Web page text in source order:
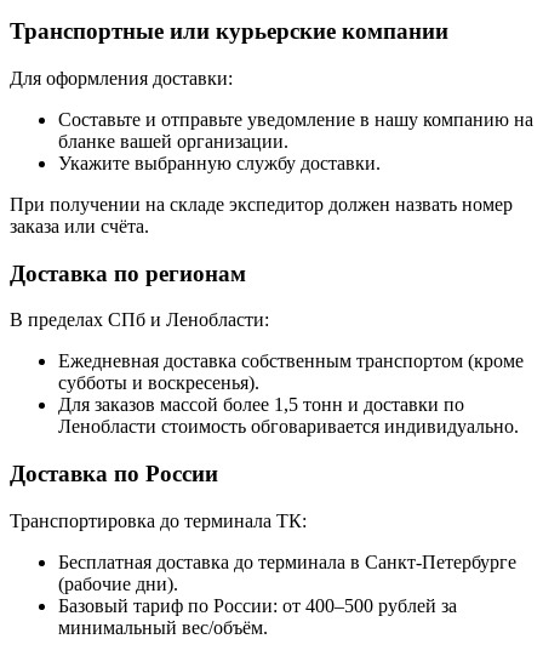
Транспортные или курьерские компании
Для оформления доставки:
Составьте и отправьте уведомление в нашу компанию на
бланке вашей организации.
Укажите выбранную службу доставки.
При получении на складе экспедитор должен назвать номер
заказа или счёта.
Доставка по регионам
В пределах СПб и Ленобласти:
Ежедневная доставка собственным транспортом (кроме
субботы и воскресенья).
Для заказов массой более 1,5 тонн и доставки по
Ленобласти стоимость обговаривается индивидуально.
Доставка по России
Транспортировка до терминала ТК:
Бесплатная доставка до терминала в Санкт-Петербурге
(рабочие дни).
Базовый тариф по России: от 400–500 рублей за
минимальный вес/объём.